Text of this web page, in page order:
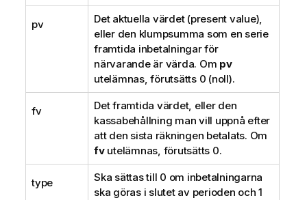
pv
Det aktuella värdet (present value),
eller den klumpsumma som en serie
framtida inbetalningar för
närvarande är värda. Om pv
utelämnas, förutsätts 0 (noll).
fv
Det framtida värdet, eller den
kassabehållning man vill uppnå efter
att den sista räkningen betalats. Om
fvutelämnas, förutsätts 0.
type
Ska sättas till 0 om inbetalningarna
ska göras i slutet av perioden och 1